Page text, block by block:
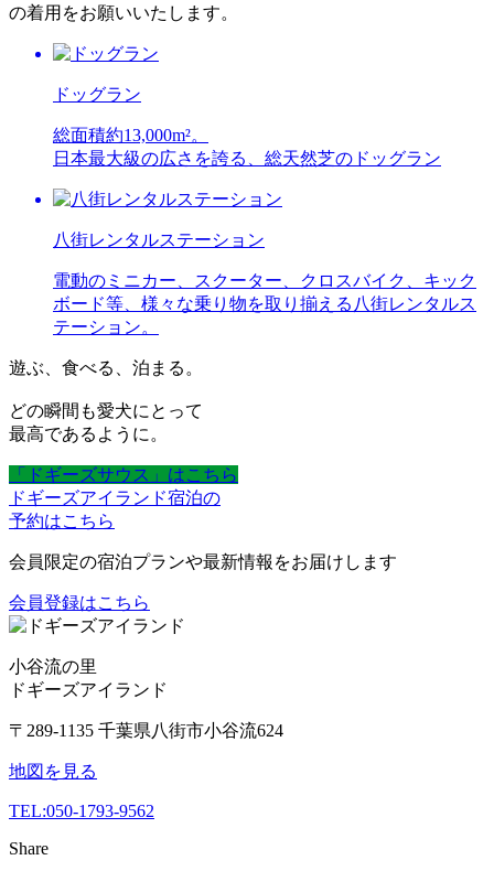
の着用をお願いいたします。
ドッグラン
総面積約13,000m²。
日本最大級の広さを誇る、総天然芝のドッグラン
八街レンタルステーション
電動のミニカー、スクーター、クロスバイク、キック
ボード等、様々な乗り物を取り揃える八街レンタルス
テーション。
遊ぶ、食べる、泊まる。
どの瞬間も愛犬にとって
最高であるように。
「ドギーズサウス」はこちら
ドギーズアイランド宿泊の
予約はこちら
会員限定の宿泊プランや最新情報をお届けします
会員登録はこちら
小谷流の里
ドギーズアイランド
〒289-1135 千葉県八街市小谷流624
地図を見る
TEL:050-1793-9562
Share